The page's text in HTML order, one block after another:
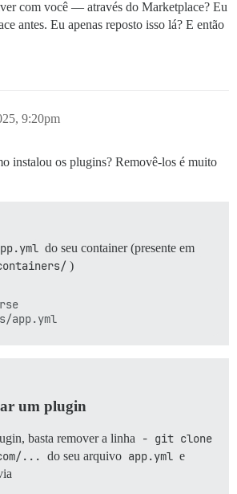
com você — através do Marketplace? Eu
antes. Eu apenas reposto isso lá? E então
9:20pm
instalou os plugins? Removê-los é muito
do seu container (presente em
)
um plugin
basta remover a linha
- git clone
... do seu arquivo app.yml e